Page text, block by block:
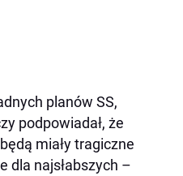
planów SS,
podpowiadał, że
miały tragiczne
dla najsłabszych –